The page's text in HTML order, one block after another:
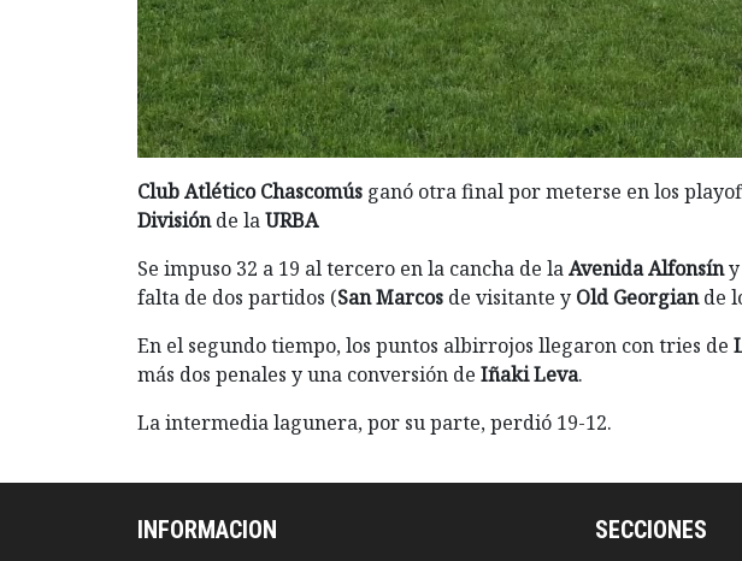
Club Atlético Chascomús ganó otra final por meterse en los
Divisiónde laURBA
Se impuso 32 a 19 al tercero en la cancha de laAvenida Alfonsíny
falta de dos partidos (San Marcos de visitante y Old Georgiande
En el segundo tiempo, los puntos albirrojos llegaron con tries de
más dos penales y una conversión de Iñaki Leva.
La intermedia lagunera, por su parte, perdió 19-12.
INFORMACION SECCIONES